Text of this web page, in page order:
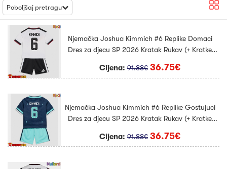
Poboljšaj pretragu
Njemačka Joshua Kimmich #6 Replike Domaci
Dres za djecu SP 2026 Kratak Rukav (+ Kratke
Cijena:91.88€ 36.75€
Njemačka Joshua Kimmich #6 Replike Gostujuci
Dres za djecu SP 2026 Kratak Rukav (+ Kratke
Cijena:91.88€ 36.75€